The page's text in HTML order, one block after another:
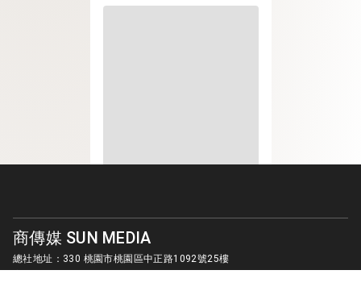
商傳媒 SUN MEDIA
總社地址：330 桃園市桃園區中正路1092號25樓